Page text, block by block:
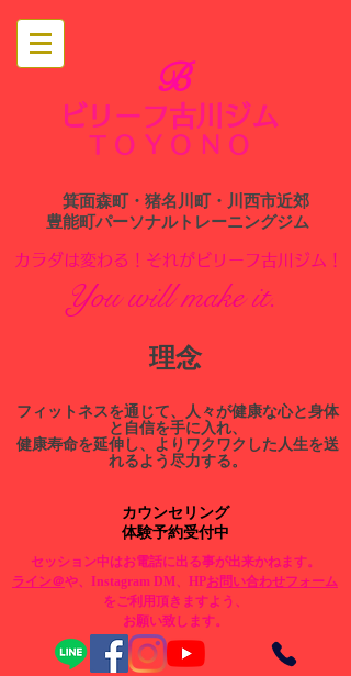
ビリーフ古川ジム
TOYONO
B
箕面森町・猪名川町・川西市近郊
​豊能町パーソナルトレーニングジム
​カラダは変わる！それがビリーフ古川ジム！
You will make it.
​理念
​フィットネスを通じて、人々が健康な心と身体
と自信を手に入れ、
健康寿命を延伸し、よりワクワクした人生を送
れるよう尽力する。
カウンセリング
体験予約受付中
セッション中はお電話に出る事が出来かねます。
​ライン＠や、Instagram DM、HPお問い合わせフォーム
をご利用頂きますよう、
お願い致します。